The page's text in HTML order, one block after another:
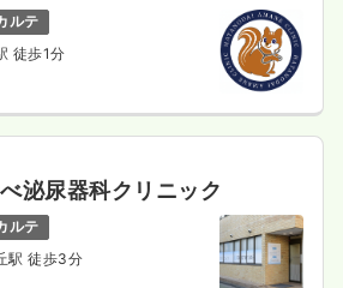
詳細を見る
一時募集休止
い
詳細を見る
ルテ
徒歩1分
泌尿器科クリニック
ルテ
駅 徒歩3分